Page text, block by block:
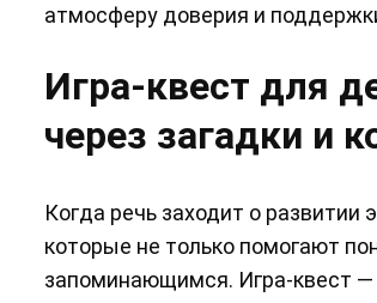
атмосферу доверия и
Игра-квест для
через загадки и
Когда речь заходит о развитии
которые не только помогают
запоминающимся. Игра-квест —